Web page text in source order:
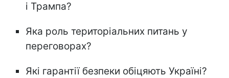
і Трампа?
Яка роль територіальних питань у
переговорах?
Які гарантії безпеки обіцяють Україні?